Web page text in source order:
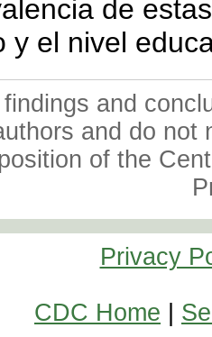
de
y el nivel
and
and do not
of the
Privacy
CDC Home